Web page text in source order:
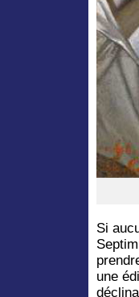
Si
une